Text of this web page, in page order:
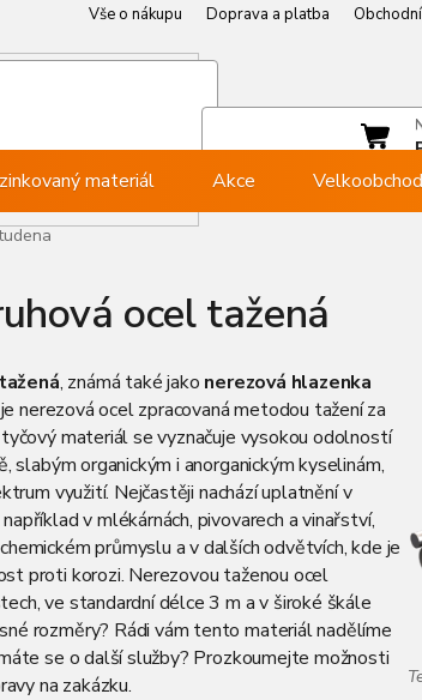
Vše o nákupu Doprava a platba
Přihlásit se
materiál Akce Velkoobchod
ocel tažená
, známá také jako nerezová hlazenka
nerezová ocel zpracovaná metodou tažení za
materiál se vyznačuje vysokou odolností
slabým organickým i anorganickým kyselinám,
využití. Nejčastěji nachází uplatnění v
v mlékárnách, pivovarech a vinařství,
průmyslu a v dalších odvětvích, kde je
proti korozi. Nerezovou taženou ocel
ve standardní délce 3 m a v široké škále
rozměry? Rádi vám tento materiál nadělíme
se o další služby? Prozkoumejte možnosti
na zakázku.